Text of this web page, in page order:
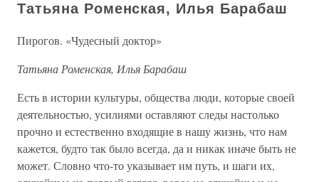
Татьяна Роменская, Илья Барабаш
Пирогов. «Чудесный доктор»
Татьяна Роменская, Илья Барабаш
Есть в истории культуры, общества люди, которые своей
деятельностью, усилиями оставляют следы настолько
прочно и естественно входящие в нашу жизнь, что нам
кажется, будто так было всегда, да и никак иначе быть не
может. Словно что-то указывает им путь, и шаги их,